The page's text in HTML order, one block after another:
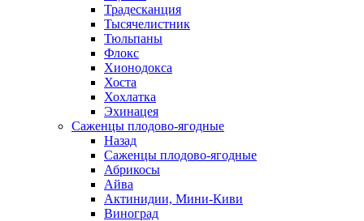
Традесканция
Тысячелистник
Тюльпаны
Флокс
Хионодокса
Хоста
Хохлатка
Эхинацея
Саженцы плодово-ягодные
Назад
Саженцы плодово-ягодные
Абрикосы
Айва
Актинидии, Мини-Киви
Виноград